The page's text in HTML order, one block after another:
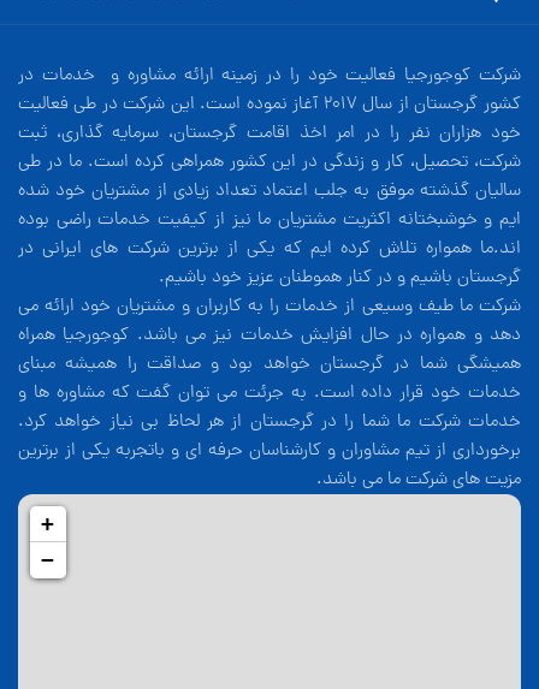
شرکت کوجورجیا فعالیت خود را در زمینه ارائه مشاوره و خدمات در
کشور گرجستان از سال 2017 آغاز نموده است. این شرکت در طی فعالیت
خود هزاران نفر را در امر اخذ اقامت گرجستان، سرمایه گذاری، ثبت
شرکت، تحصیل، کار و زندگی در این کشور همراهی کرده است. ما در طی
سالیان گذشته موفق به جلب اعتماد تعداد زیادی از مشتریان خود شده
ایم و خوشبختانه اکثریت مشتریان ما نیز از کیفیت خدمات راضی بوده
اند.ما همواره تلاش کرده ایم که یکی از برترین شرکت های ایرانی در
گرجستان باشیم و در کنار هموطنان عزیز خود باشیم.
شرکت ما طیف وسیعی از خدمات را به کاربران و مشتریان خود ارائه می
دهد و همواره در حال افزایش خدمات نیز می باشد. کوجورجیا همراه
همیشگی شما در گرجستان خواهد بود و صداقت را همیشه مبنای
خدمات خود قرار داده است. به جرئت می توان گفت که مشاوره ها و
خدمات شرکت ما شما را در گرجستان از هر لحاظ بی نیاز خواهد کرد.
برخورداری از تیم مشاوران و کارشناسان حرفه ای و باتجربه یکی از برترین
مزیت های شرکت ما می باشد.
+
−